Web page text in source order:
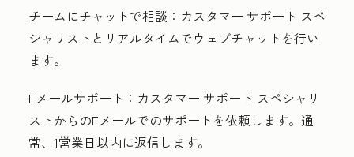
チームにチャットで相談： カスタマー サポート スペ
シャリストとリアルタイムでウェブチャットを行い
ます。
Eメールサポート： カスタマー サポート スペシャリ
ストからのEメールでのサポートを依頼します。通
常、1営業日以内に返信します。